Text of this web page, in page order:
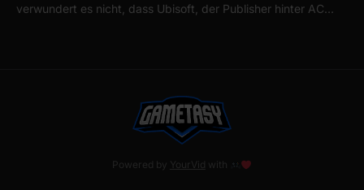
verwundert es nicht, dass Ubisoft, der Publisher hinter AC…
Powered by YourVid with